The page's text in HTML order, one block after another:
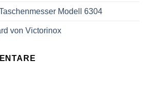
Modell 6304
von Victorinox